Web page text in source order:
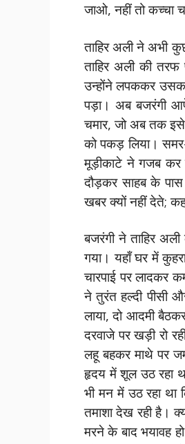
जाओ, नहीं तो कच्चा
ताहिर अली ने अभी
ताहिर अली की
उन्होंने लपककर उसका
पड़ा। अब बजरंगी आपे
चमार, जो अब तक
को पकड़ लिया। समर-
मूड़ीकाटे ने गजब कर
दौड़कर साहब के पास
खबर क्यों नहीं देते;
बजरंगी ने ताहिर
गया। यहाँ घर में
चारपाई पर लादकर
ने तुरंत हल्दी पीसी
लाया, दो आदमी
दरवाजे पर खड़ी रो
लहू बहकर माथे पर
हृदय में शूल उठ रहा
भी मन में उठ रहा
तमाशा देख रही है।
मरने के बाद भयावह